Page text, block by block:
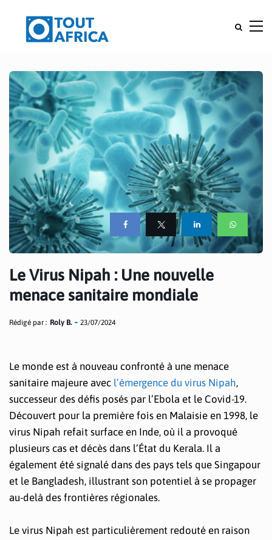
Le Virus Nipah : Une nouvelle
menace sanitaire mondiale
Rédigé par : Roly B. 23/07/2024
Le monde est à nouveau confronté à une menace
sanitaire majeure avec l’émergence du virus Nipah,
successeur des défis posés par l’Ebola et le Covid-19.
Découvert pour la première fois en Malaisie en 1998, le
virus Nipah refait surface en Inde, où il a provoqué
plusieurs cas et décès dans l’État du Kerala. Il a
également été signalé dans des pays tels que Singapour
et le Bangladesh, illustrant son potentiel à se propager
au-delà des frontières régionales.
Le virus Nipah est particulièrement redouté en raison